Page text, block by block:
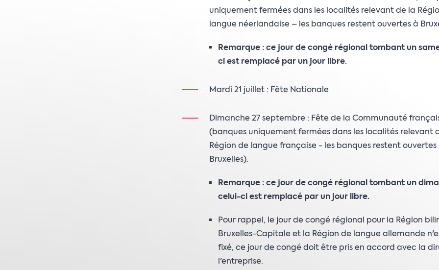
uniquement fermées dans les localités relevant de la
langue néerlandaise – les banques restent ouvertes à
Remarque : ce jour de congé régional tombant un
ci est remplacé par un jour libre.
Mardi 21 juillet : Fête Nationale
Dimanche 27 septembre : Fête de la Communauté
(banques uniquement fermées dans les localités relevant
Région de langue française - les banques restent ouvertes
Bruxelles).
Remarque : ce jour de congé régional tombant un
celui-ci est remplacé par un jour libre.
Pour rappel, le jour de congé régional pour la Région
Bruxelles-Capitale et la Région de langue allemande
fixé, ce jour de congé doit être pris en accord avec la
l'entreprise.